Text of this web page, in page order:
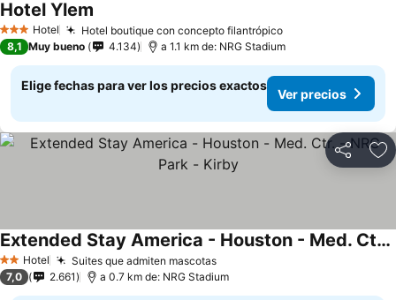
3 Estrellas
Hotel Hotel boutique con concepto filantrópicoVer precios
Hotel Ylem
8,1 Muy bueno 4.134 a 1.1 km de: NRG Stadium
Elige fechas para ver los precios exactos
Ver precios
Compartir
2 Estrellas
Hotel Suites que admiten mascotasVer precios
Extended Stay America - Houston - Med. Ctr. - NRG Park - Kirby
Ver precios
7,0 2.661 a 0.7 km de: NRG Stadium